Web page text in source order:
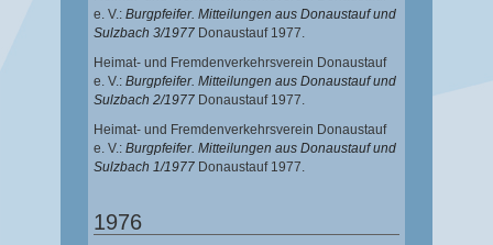
e. V.: Burgpfeifer. Mitteilungen aus Donaustauf und
Sulzbach 3/1977 Donaustauf 1977.
Heimat- und Fremdenverkehrsverein Donaustauf
e. V.: Burgpfeifer. Mitteilungen aus Donaustauf und
Sulzbach 2/1977 Donaustauf 1977.
Heimat- und Fremdenverkehrsverein Donaustauf
e. V.: Burgpfeifer. Mitteilungen aus Donaustauf und
Sulzbach 1/1977 Donaustauf 1977.
1976